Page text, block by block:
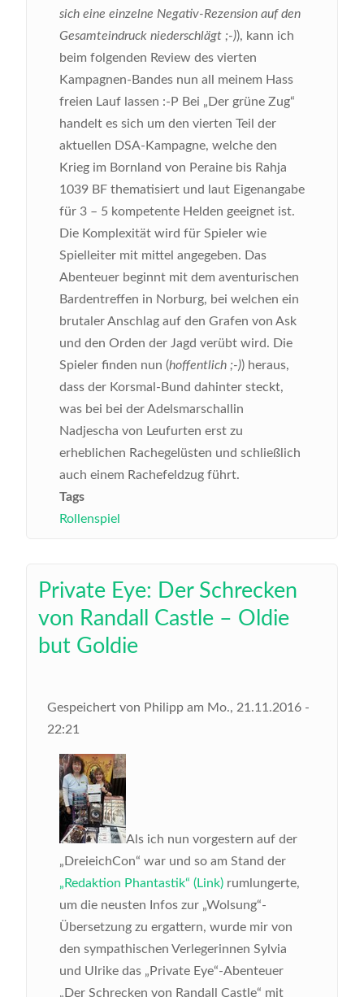
sich eine einzelne Negativ-Rezension auf den
Gesamteindruck niederschlägt ;-)), kann ich
beim folgenden Review des vierten
Kampagnen-Bandes nun all meinem Hass
freien Lauf lassen :-P Bei „Der grüne Zug“
handelt es sich um den vierten Teil der
aktuellen DSA-Kampagne, welche den
Krieg im Bornland von Peraine bis Rahja
1039 BF thematisiert und laut Eigenangabe
für 3 – 5 kompetente Helden geeignet ist.
Die Komplexität wird für Spieler wie
Spielleiter mit mittel angegeben. Das
Abenteuer beginnt mit dem aventurischen
Bardentreffen in Norburg, bei welchen ein
brutaler Anschlag auf den Grafen von Ask
und den Orden der Jagd verübt wird. Die
Spieler finden nun (hoffentlich ;-)) heraus,
dass der Korsmal-Bund dahinter steckt,
was bei bei der Adelsmarschallin
Nadjescha von Leufurten erst zu
erheblichen Rachegelüsten und schließlich
auch einem Rachefeldzug führt.
Tags
Rollenspiel
Private Eye: Der Schrecken
von Randall Castle – Oldie
but Goldie
Gespeichert von Philipp am Mo., 21.11.2016 -
22:21
Als ich nun vorgestern auf der
„DreieichCon“ war und so am Stand der
„Redaktion Phantastik“ (Link) rumlungerte,
um die neusten Infos zur „Wolsung“-
Übersetzung zu ergattern, wurde mir von
den sympathischen Verlegerinnen Sylvia
und Ulrike das „Private Eye“-Abenteuer
„Der Schrecken von Randall Castle“ mit